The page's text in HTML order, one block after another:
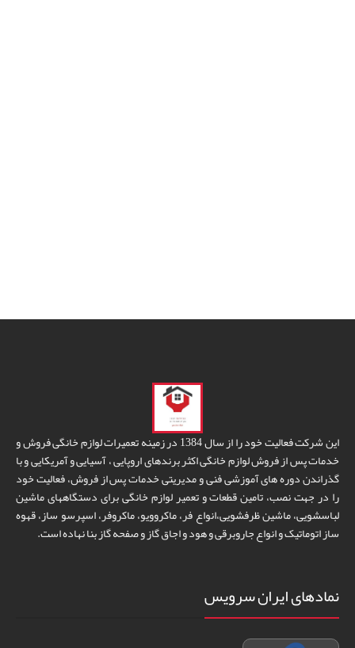
این شرکت فعالیت خود را از سال 1384 در زمینه تعمیرات لوازم خانگی فروش و
خدمات پس از فروش لوازم خانگی اکثر برندهای اروپایی ، آسیایی و آمریکایی و با
گذراندن دوره های آموزشی فنی و مدیریتی خدمات پس از فروش، فعالیت خود
را در جهت نصب، تامین قطعات و تعمیر لوازم خانگی برای دستگاههای ماشین
لباسشویی، ماشین ظرفشویی،انواع فر، ماکروویو، ماکروفر، اسپرسو ساز، قهوه
ساز اتوماتیک و انواع جاروبرقی و هود و اجاق گاز و صفحه گاز بنا نهاده است.
نمادهای ایران سرویس